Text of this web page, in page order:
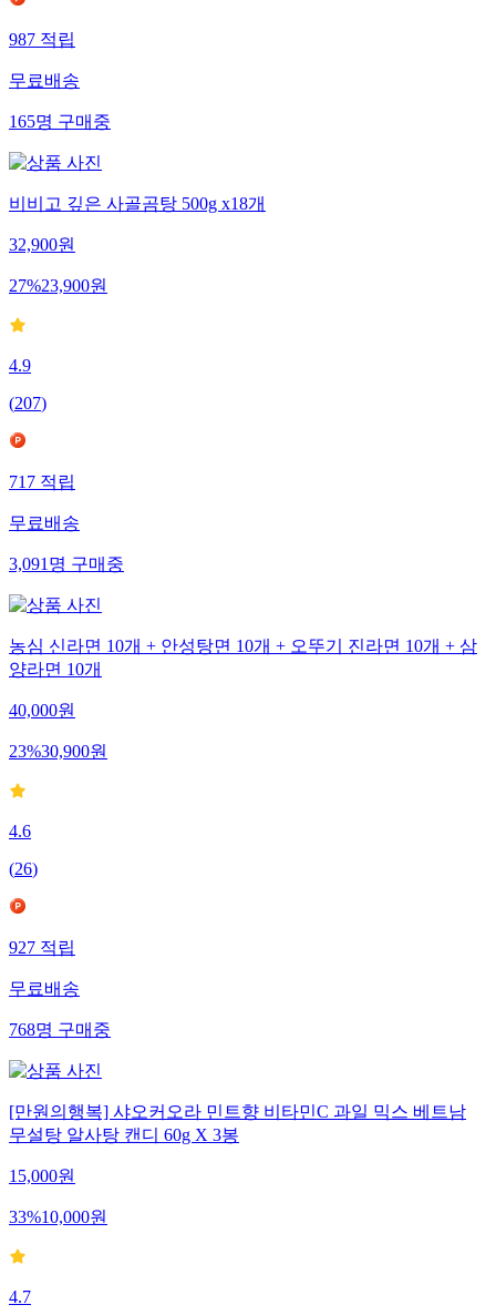
987적립
무료배송
165명구매중
비비고 깊은 사골곰탕 500g x18개
32,900원
27%23,900원
4.9
(207)
717적립
무료배송
3,091명구매중
농심 신라면 10개 + 안성탕면 10개 + 오뚜기 진라면 10개 + 삼
양라면 10개
40,000원
23%30,900원
4.6
(26)
927적립
무료배송
768명구매중
[만원의행복] 샤오커오라 민트향 비타민C 과일 믹스 베트남
무설탕 알사탕 캔디 60g X 3봉
15,000원
33%10,000원
4.7